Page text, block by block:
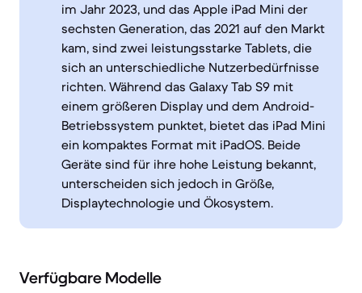
im Jahr 2023, und das Apple iPad Mini der
sechsten Generation, das 2021 auf den Markt
kam, sind zwei leistungsstarke Tablets, die
sich an unterschiedliche Nutzerbedürfnisse
richten. Während das Galaxy Tab S9 mit
einem größeren Display und dem Android-
Betriebssystem punktet, bietet das iPad Mini
ein kompaktes Format mit iPadOS. Beide
Geräte sind für ihre hohe Leistung bekannt,
unterscheiden sich jedoch in Größe,
Displaytechnologie und Ökosystem.
Verfügbare Modelle